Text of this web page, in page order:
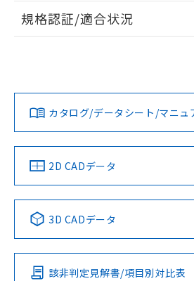
ログイン/会員登
ダウンロードデータをご利用いただく
みください。
ソフトウェアの使用条件
EU RoHS 注意事項・凡例
対応済み
中国 RoHS 注意事項・凡例
Pb Hg
O
規格認証/適合状況
カタログ/データシート/マニュ
2D CADデータ
3D CADデータ
該非判定見解書/項目別対比表
欄に対応日を記載しておりま
既に当社にて対応品への在